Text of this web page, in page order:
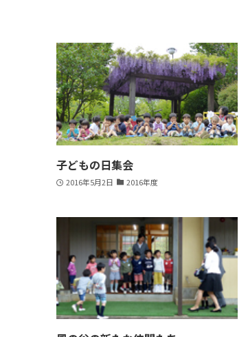
子どもの日集会
2016年5月2日 2016年度